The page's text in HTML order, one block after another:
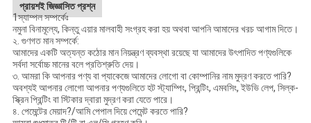
প্রায়শই জিজ্ঞাসিত প্রশ্ন
1স্যাম্পল সম্পর্কেঃ
নমুনা বিনামূল্যে, কিন্তু এয়ার মালবাহী সংগ্রহ করা হয় অথবা আপনি আমাদের খরচ আগাম দিতে।
২. গুণগত মান সম্পর্কে:
আমাদের একটি অত্যন্ত কঠোর মান নিয়ন্ত্রণ ব্যবস্থা রয়েছে যা আমাদের উৎপাদিত পণ্যগুলিকে
সর্বদা সর্বোচ্চ মানের বলে প্রতিশ্রুতি দেয়।
৩. আমরা কি আপনার পণ্য বা প্যাকেজে আমাদের লোগো বা কোম্পানির নাম মুদ্রণ করতে পারি?
অবশ্যই আপনার লোগো আপনার পণ্যগুলিতে হট স্ট্যাম্পিং, প্রিন্টিং, এমবসিং, ইউভি লেপ, সিল্ক-
স্ক্রিন প্রিন্টিং বা স্টিকার দ্বারা মুদ্রণ করা যেতে পারে।
৪. পেমেন্টের মেয়াদ?/আমি পেপাল দিয়ে পেমেন্ট করতে পারি?